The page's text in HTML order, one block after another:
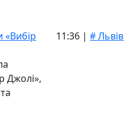
«Вибір
Джолі»,
11:36 |# Львів